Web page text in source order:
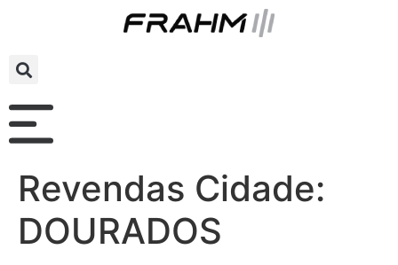
Revendas Cidade:
DOURADOS